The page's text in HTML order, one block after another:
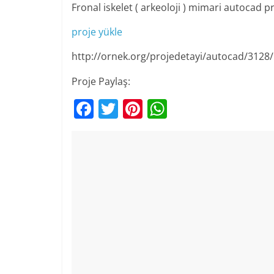
Fronal iskelet ( arkeoloji ) mimari autocad
proje yükle
http://ornek.org/projedetayi/autocad/3128/
Proje Paylaş:
F T Pi